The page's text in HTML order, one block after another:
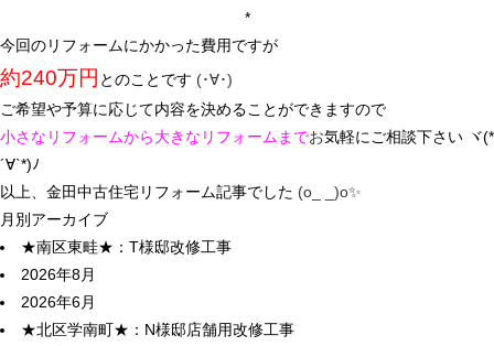
*
今回のリフォームにかかった費用ですが
約240万円 とのことです (･∀･)
ご希望や予算に応じて内容を決めることができますので
小さなリフォームから大きなリフォームまでお気軽にご相談下さい ヾ(*
´∀`*)ﾉ
以上、金田中古住宅リフォーム記事でした (o_ _)o✨
月別アーカイブ
★南区東畦★：T様邸改修工事
2026年8月
2026年6月
★北区学南町★：N様邸店舗用改修工事